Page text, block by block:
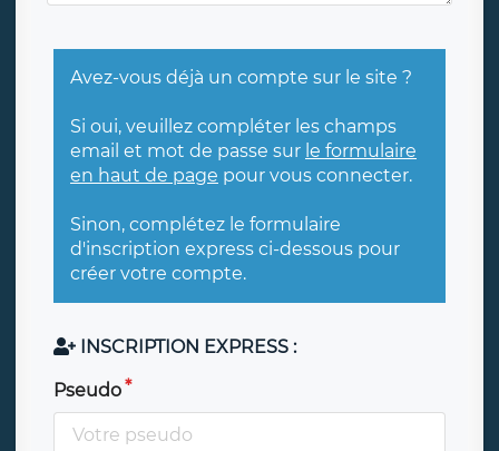
Avez-vous déjà un compte sur le site ?
Si oui, veuillez compléter les champs
email et mot de passe sur le formulaire
en haut de page pour vous connecter.
Sinon, complétez le formulaire
d'inscription express ci-dessous pour
créer votre compte.
INSCRIPTION EXPRESS :
Pseudo